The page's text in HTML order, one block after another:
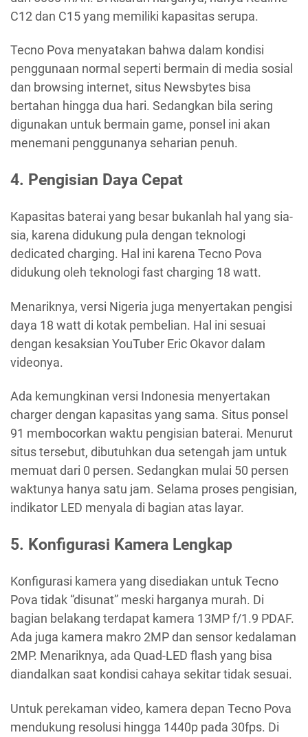
C12 dan C15 yang memiliki kapasitas serupa.
Tecno Pova menyatakan bahwa dalam kondisi
penggunaan normal seperti bermain di media sosial
dan browsing internet, situs Newsbytes bisa
bertahan hingga dua hari. Sedangkan bila sering
digunakan untuk bermain game, ponsel ini akan
menemani penggunanya seharian penuh.
4. Pengisian Daya Cepat
Kapasitas baterai yang besar bukanlah hal yang sia-
sia, karena didukung pula dengan teknologi
dedicated charging. Hal ini karena Tecno Pova
didukung oleh teknologi fast charging 18 watt.
Menariknya, versi Nigeria juga menyertakan pengisi
daya 18 watt di kotak pembelian. Hal ini sesuai
dengan kesaksian YouTuber Eric Okavor dalam
videonya.
Ada kemungkinan versi Indonesia menyertakan
charger dengan kapasitas yang sama. Situs ponsel
91 membocorkan waktu pengisian baterai. Menurut
situs tersebut, dibutuhkan dua setengah jam untuk
memuat dari 0 persen. Sedangkan mulai 50 persen
waktunya hanya satu jam. Selama proses pengisian,
indikator LED menyala di bagian atas layar.
5. Konfigurasi Kamera Lengkap
Konfigurasi kamera yang disediakan untuk Tecno
Pova tidak “disunat” meski harganya murah. Di
bagian belakang terdapat kamera 13MP f/1.9 PDAF.
Ada juga kamera makro 2MP dan sensor kedalaman
2MP. Menariknya, ada Quad-LED flash yang bisa
diandalkan saat kondisi cahaya sekitar tidak sesuai.
Untuk perekaman video, kamera depan Tecno Pova
mendukung resolusi hingga 1440p pada 30fps. Di